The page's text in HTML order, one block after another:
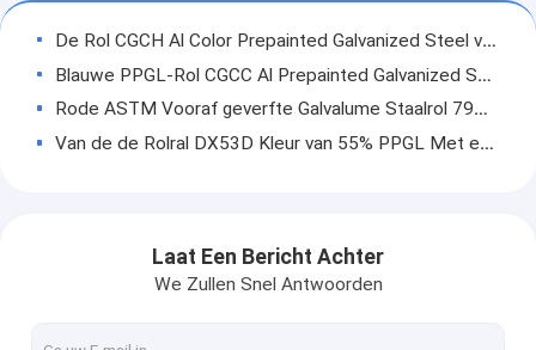
Roestvrij staaldraad
Koolstofstaalpijp
Gegalvaniseerde Staalbuis
De Rol CGCH Al Color Prepainted Galvanized Steel van ASTM PPGL
Blauwe PPGL-Rol CGCC Al Prepainted Galvanized Steel Coils
Rode ASTM Vooraf geverfte Galvalume Staalrol 792 de Rol van het Kleuren Met een laag bedekte Blad
Van de de Rolral DX53D Kleur van 55% PPGL Met een laag bedekt de Rolponsen Kleur
Het Koolstofstaalbar 4140 van Q235aisi 4340 1045 het Lassen van de Staalbar
St35 de Ronde Bar GB JIS van Koolstofstaalrod astm A36 voor Boiler
Laat Een Bericht Achter
We Zullen Snel Antwoorden